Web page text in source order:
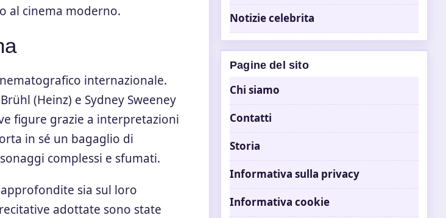
al cinema moderno.
internazionale.
(Heinz) e Sydney Sweeney
figure grazie a interpretazioni
in sé un bagaglio di
complessi e sfumati.
sia sul loro
adottate sono state
Notizie celebrita
Pagine del sito
Chi siamo
Contatti
Storia
Informativa sulla privacy
Informativa cookie